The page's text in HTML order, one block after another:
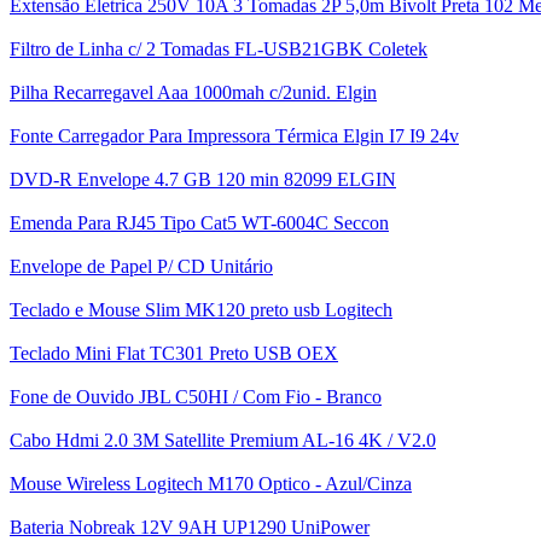
Extensão Eletrica 250V 10A 3 Tomadas 2P 5,0m Bivolt Preta 102
Filtro de Linha c/ 2 Tomadas FL-USB21GBK Coletek
Pilha Recarregavel Aaa 1000mah c/2unid. Elgin
Fonte Carregador Para Impressora Térmica Elgin I7 I9 24v
DVD-R Envelope 4.7 GB 120 min 82099 ELGIN
Emenda Para RJ45 Tipo Cat5 WT-6004C Seccon
Envelope de Papel P/ CD Unitário
Teclado e Mouse Slim MK120 preto usb Logitech
Teclado Mini Flat TC301 Preto USB OEX
Fone de Ouvido JBL C50HI / Com Fio - Branco
Cabo Hdmi 2.0 3M Satellite Premium AL-16 4K / V2.0
Mouse Wireless Logitech M170 Optico - Azul/Cinza
Bateria Nobreak 12V 9AH UP1290 UniPower